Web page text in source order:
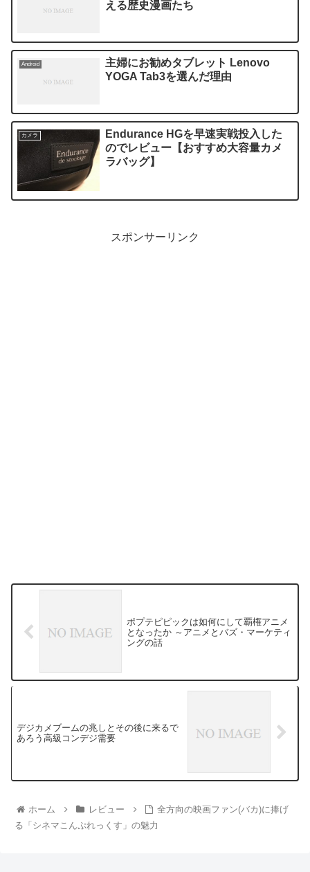
える歴史漫画たち
Android
主婦にお勧めタブレット Lenovo
YOGA Tab3を選んだ理由
カメラ
Endurance HGを早速実戦投入した
のでレビュー【おすすめ大容量カメ
ラバッグ】
スポンサーリンク
ポプテピピックは如何にして覇権アニメ
となったか ～アニメとバズ・マーケティ
ングの話
デジカメブームの兆しとその後に来るで
あろう高級コンデジ需要
ホーム レビュー
全方向の映画ファン(バカ)に捧げ
る「シネマこんぷれっくす」の魅力